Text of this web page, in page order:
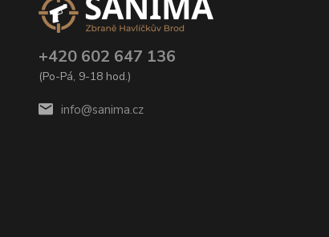
+420 602 647 136
(Po-Pá, 9-18 hod.)
info@sanima.cz